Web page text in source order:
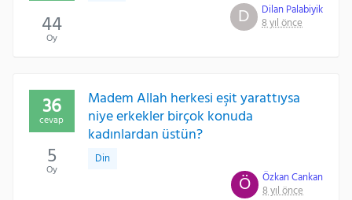
D
Dilan Palabiyik
8 yıl önce
44
Oy
Madem Allah herkesi eşit yarattıysa
niye erkekler birçok konuda
kadınlardan üstün?
Din
Ö
Özkan Cankan
8 yıl önce
36
cevap
5
Oy